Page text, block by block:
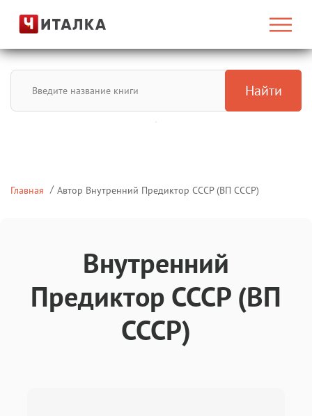
Найти
Главная Автор Внутренний Предиктор СССР (ВП СССР)
Внутренний
Предиктор СССР (ВП
СССР)